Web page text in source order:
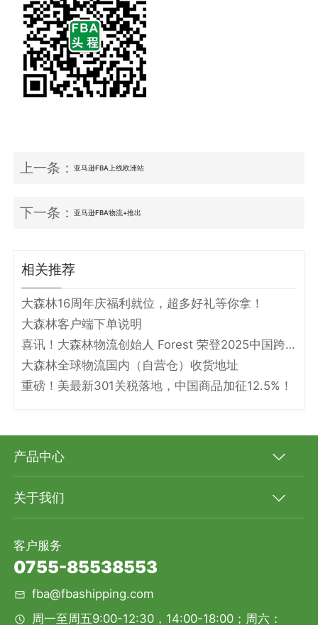
上一条：亚马逊FBA上线欧洲站
下一条：亚马逊FBA物流+推出
相关推荐
大森林16周年庆福利就位，超多好礼等你拿！
大森林客户端下单说明
喜讯！大森林物流创始人 Forest 荣登2025中国跨境电商物流名人堂！
大森林全球物流国内（自营仓）收货地址
重磅！美最新301关税落地，中国商品加征12.5%！
产品中心
关于我们
客户服务
0755-85538553
fba@fbashipping.com
周一至周五9:00-12:30，14:00-18:00；周六：